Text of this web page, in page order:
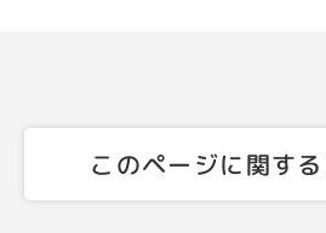
このページに関す